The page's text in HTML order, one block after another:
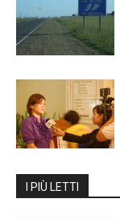
I PIÙ LETTI